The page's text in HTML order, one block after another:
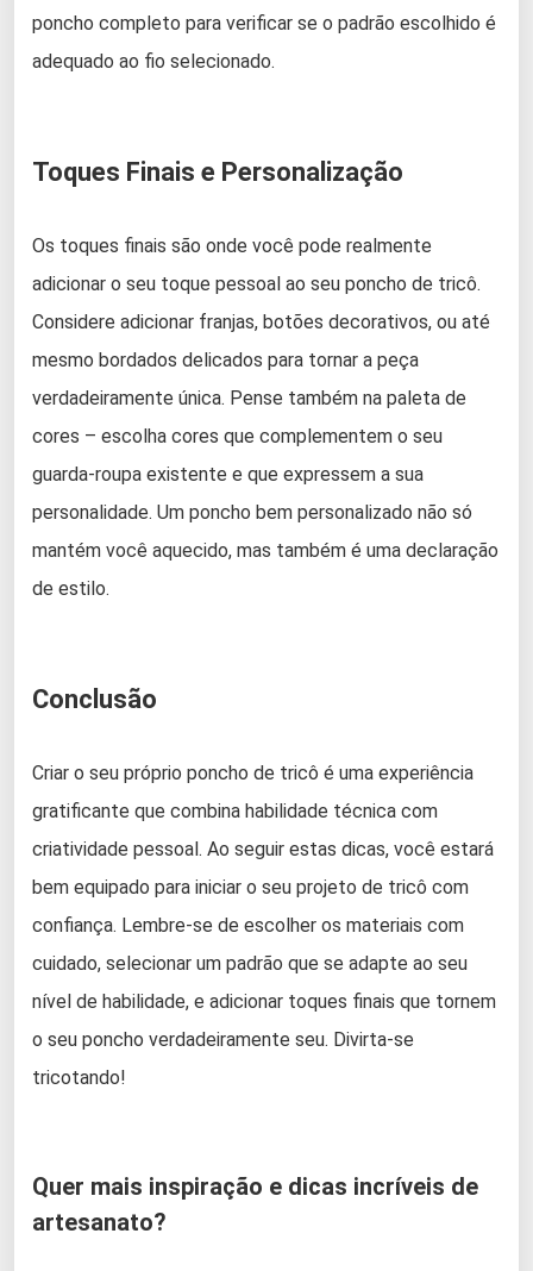
poncho completo para verificar se o padrão escolhido é
adequado ao fio selecionado.
Toques Finais e Personalização
Os toques finais são onde você pode realmente
adicionar o seu toque pessoal ao seu poncho de tricô.
Considere adicionar franjas, botões decorativos, ou até
mesmo bordados delicados para tornar a peça
verdadeiramente única. Pense também na paleta de
cores – escolha cores que complementem o seu
guarda-roupa existente e que expressem a sua
personalidade. Um poncho bem personalizado não só
mantém você aquecido, mas também é uma declaração
de estilo.
Conclusão
Criar o seu próprio poncho de tricô é uma experiência
gratificante que combina habilidade técnica com
criatividade pessoal. Ao seguir estas dicas, você estará
bem equipado para iniciar o seu projeto de tricô com
confiança. Lembre-se de escolher os materiais com
cuidado, selecionar um padrão que se adapte ao seu
nível de habilidade, e adicionar toques finais que tornem
o seu poncho verdadeiramente seu. Divirta-se
tricotando!
Quer mais inspiração e dicas incríveis de
artesanato?